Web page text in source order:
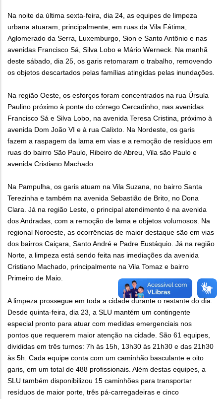
Na noite da última sexta-feira, dia 24, as equipes de limpeza
urbana atuaram, principalmente, em ruas da Vila Fátima,
Aglomerado da Serra, Luxemburgo, Sion e Santo Antônio e nas
avenidas Francisco Sá, Silva Lobo e Mário Werneck. Na manhã
deste sábado, dia 25, os garis retomaram o trabalho, removendo
os objetos descartados pelas famílias atingidas pelas inundações.
Na região Oeste, os esforços foram concentrados na rua Úrsula
Paulino próximo à ponte do córrego Cercadinho, nas avenidas
Francisco Sá e Silva Lobo, na avenida Teresa Cristina, próximo à
avenida Dom João VI e à rua Calixto. Na Nordeste, os garis
fazem a raspagem da lama em vias e a remoção de resíduos em
ruas do bairro São Paulo, Ribeiro de Abreu, Vila são Paulo e
avenida Cristiano Machado.
Na Pampulha, os garis atuam na Vila Suzana, no bairro Santa
Terezinha e também na avenida Sebastião de Brito, no Dona
Clara. Já na região Leste, o principal atendimento é na avenida
dos Andradas, com a remoção de lama e objetos volumosos. Na
regional Noroeste, as ocorrências de maior destaque são em vias
dos bairros Caiçara, Santo André e Padre Eustáquio. Já na região
Norte, a limpeza está sendo feita nas imediações da avenida
Cristiano Machado, principalmente na Vila Tomaz e bairro
Primeiro de Maio.
A limpeza prossegue em toda a cidade durante o restante do dia.
Desde quinta-feira, dia 23, a SLU mantém um contingente
especial pronto para atuar com medidas emergenciais nos
pontos que requerem maior atenção na cidade. São 61 equipes,
divididas em três turnos: 7h às 15h, 13h30 às 21h30 e das 21h30
às 5h. Cada equipe conta com um caminhão basculante e oito
garis, em um total de 488 profissionais. Além destas equipes, a
SLU também disponibilizou 15 caminhões para transportar
resíduos de maior porte, três pá-carregadeiras e cinco